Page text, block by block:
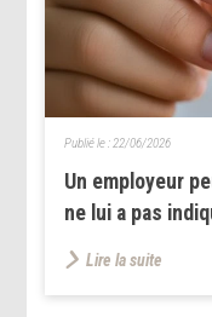
Un employeur
ne lui a pas
Publié le : 22/06/2026
Lire la suite